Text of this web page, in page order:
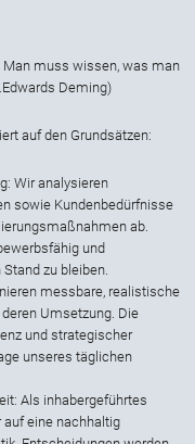
Man muss wissen, was man
Deming)
auf den Grundsätzen:
Wir analysieren
sowie Kundenbedürfnisse
ab.
und
zu bleiben.
messbare, realistische
Umsetzung. Die
und strategischer
unseres täglichen
Als inhabergeführtes
eine nachhaltig